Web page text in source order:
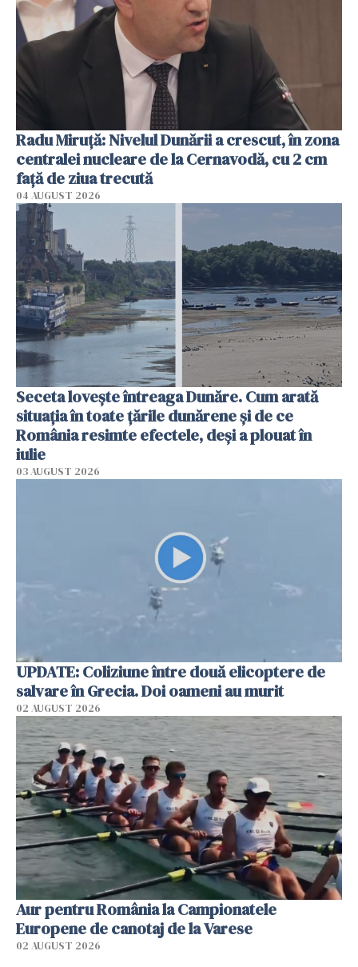
Radu Miruţă: Nivelul Dunării a crescut, în zona
centralei nucleare de la Cernavodă, cu 2 cm
faţă de ziua trecută
04 AUGUST 2026
Seceta lovește întreaga Dunăre. Cum arată
situația în toate țările dunărene și de ce
România resimte efectele, deși a plouat în
iulie
03 AUGUST 2026
UPDATE: Coliziune între două elicoptere de
salvare în Grecia. Doi oameni au murit
02 AUGUST 2026
Aur pentru România la Campionatele
Europene de canotaj de la Varese
02 AUGUST 2026